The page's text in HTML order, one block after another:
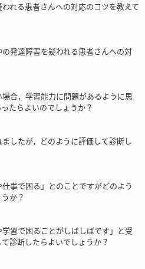
れる患者さんへの対応のコツを教えて
発達障害を疑われる患者さんへの対
合，学習能力に問題があるように思
たらよいのでしょうか？
したが，どのように評価して診断し
事で困る」とのことですがどのよう
か？
習で困ることがしばしばです」と受
診断したらよいでしょうか？